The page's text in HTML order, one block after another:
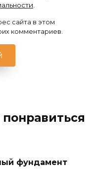
сайта в этом
комментариев.
фундамент